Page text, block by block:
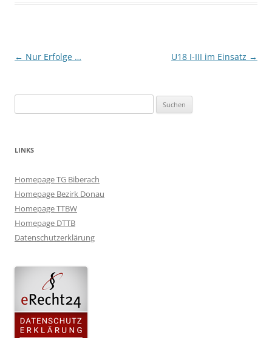
Beitragsnavigation
← Nur Erfolge … U18 I-III im Einsatz →
nach:
LINKS
Homepage TG Biberach
Homepage Bezirk Donau
Homepage TTBW
Homepage DTTB
Datenschutzerklärung